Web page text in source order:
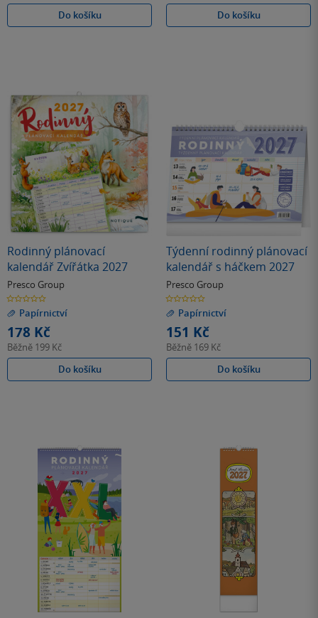
Do košíku
Do košíku
Rodinný plánovací
kalendář Zvířátka 2027
Presco Group
0.0
z
5
hvězdiček
Papírnictví
178 Kč
Běžně 199 Kč
Do košíku
Týdenní rodinný plánovací
kalendář s háčkem 2027
Presco Group
0.0
z
5
hvězdiček
Papírnictví
151 Kč
Běžně 169 Kč
Do košíku